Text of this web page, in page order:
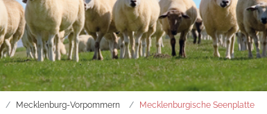
Mecklenburg-Vorpommern Mecklenburgische Seenplatte